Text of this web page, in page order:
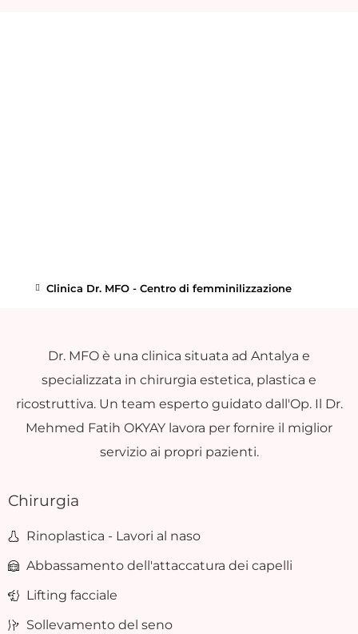
Clinica Dr. MFO - Centro di femminilizzazione
Dr. MFO è una clinica situata ad Antalya e
specializzata in chirurgia estetica, plastica e
ricostruttiva. Un team esperto guidato dall'Op. Il Dr.
Mehmed Fatih OKYAY lavora per fornire il miglior
servizio ai propri pazienti.
Chirurgia
Rinoplastica - Lavori al naso
Abbassamento dell'attaccatura dei capelli
Lifting facciale
Sollevamento del seno